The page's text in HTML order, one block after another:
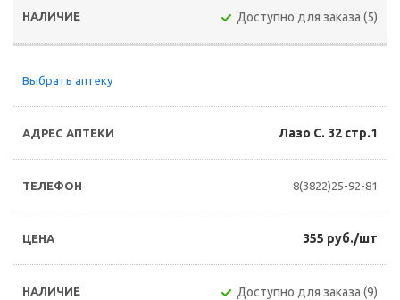
Доступно для заказа (5)
Выбрать аптеку
Лазо С. 32 стр.1
8(3822)25-92-81
355 руб./шт
Доступно для заказа (9)